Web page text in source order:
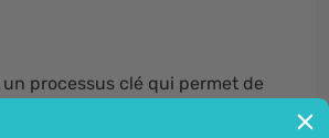
un processus clé qui permet de